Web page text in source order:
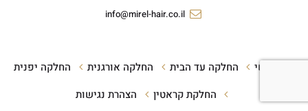
info@mirel-hair.co.il
ראשי החלקה עד הבית החלקה אורגנית
החלקה יפנית
החלקת קראטין
הצהרת נגישות